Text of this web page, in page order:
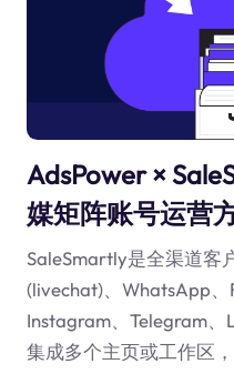
AdsPower ×
媒矩阵账号运营
SaleSmartly是全渠道客
(livechat)、WhatsApp、
Instagram、Telegram
集成多个主页或工作区